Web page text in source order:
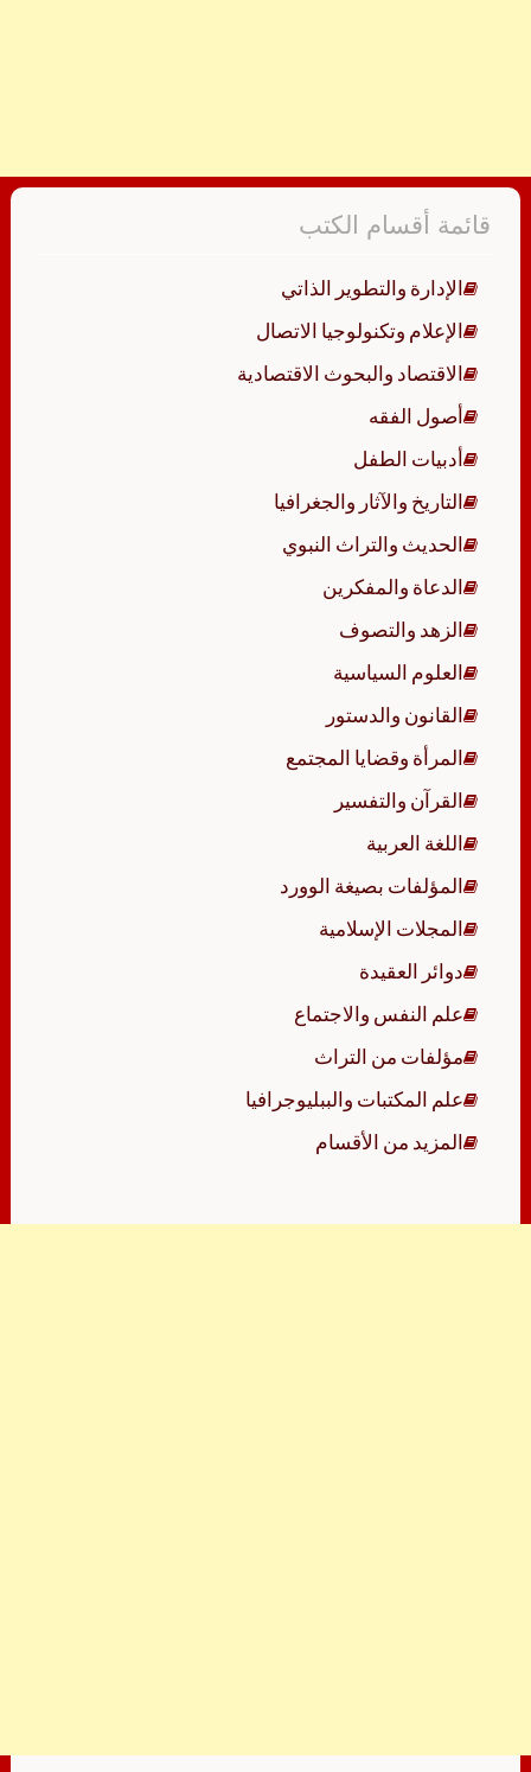
قائمة أقسام الكتب
الإدارة والتطوير الذاتي
الإعلام وتكنولوجيا الاتصال
الاقتصاد والبحوث الاقتصادية
أصول الفقه
أدبيات الطفل
التاريخ والآثار والجغرافيا
الحديث والتراث النبوي
الدعاة والمفكرين
الزهد والتصوف
العلوم السياسية
القانون والدستور
المرأة وقضايا المجتمع
القرآن والتفسير
اللغة العربية
المؤلفات بصيغة الوورد
المجلات الإسلامية
دوائر العقيدة
علم النفس والاجتماع
مؤلفات من التراث
علم المكتبات والببليوجرافيا
المزيد من الأقسام